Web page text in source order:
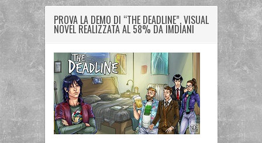
PROVA LA DEMO DI “THE DEADLINE”, VISUAL
NOVEL REALIZZATA AL 58% DA IMDIANI